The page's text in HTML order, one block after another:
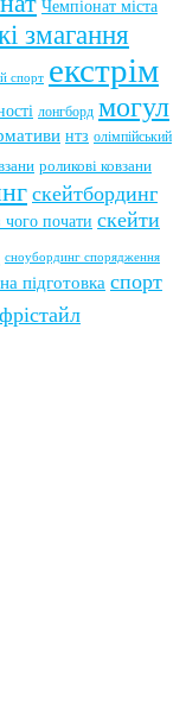
Чемпіонат міста
змагання
спорт екстрім
лонгборд могул
нтз олімпійський
роликові ковзани
скейтбординг
чого почати скейти
сноубординг спорядження
підготовка спорт
фрістайл